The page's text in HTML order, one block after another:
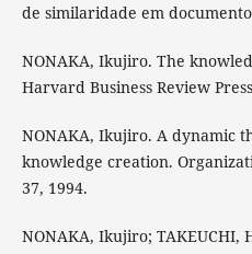
de similaridade em
NONAKA, Ikujiro. The
Harvard Business Review
NONAKA, Ikujiro. A dynamic
knowledge creation.
37, 1994.
NONAKA, Ikujiro; TAKEUCHI,